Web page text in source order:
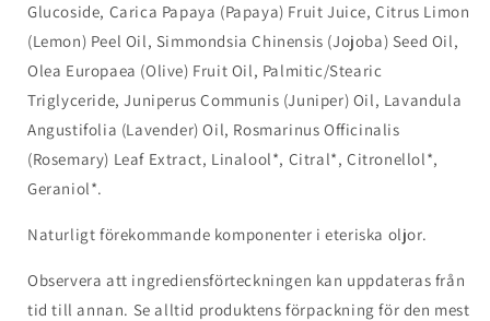
Glucoside, Carica Papaya (Papaya) Fruit Juice, Citrus Limon
(Lemon) Peel Oil, Simmondsia Chinensis (Jojoba) Seed Oil,
Olea Europaea (Olive) Fruit Oil, Palmitic/Stearic
Triglyceride, Juniperus Communis (Juniper) Oil, Lavandula
Angustifolia (Lavender) Oil, Rosmarinus Officinalis
(Rosemary) Leaf Extract, Linalool*, Citral*, Citronellol*,
Geraniol*.
Naturligt förekommande komponenter i eteriska oljor.
Observera att ingrediensförteckningen kan uppdateras från
tid till annan. Se alltid produktens förpackning för den mest